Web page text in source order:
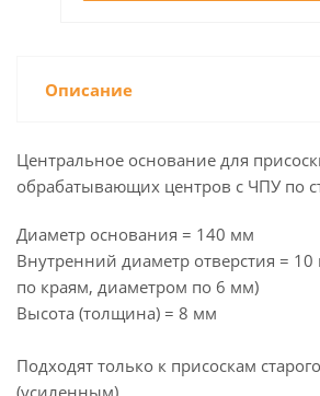
Описание
Центральное основание для
обрабатывающих центров с ЧПУ по
Диаметр основания = 140 мм
Внутренний диаметр отверстия = 10
по краям, диаметром по 6 мм)
Высота (толщина) = 8 мм
Подходят только к присоскам
(усиленным)